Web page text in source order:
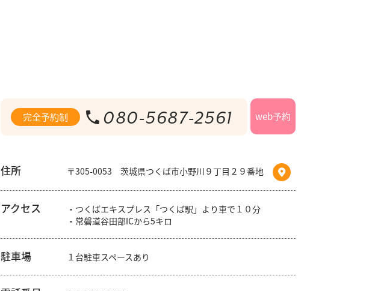
完全予約制 080-5687-2561 web予約
住所 〒305-0053 茨城県つくば市小野川９丁目２９番地
アクセス
・つくばエキスプレス「つくば駅」より車で１０分
・常磐道谷田部ICから5キロ
駐車場 １台駐車スペースあり